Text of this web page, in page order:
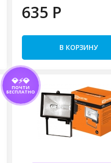
635 P
В КОРЗИНУ
💎⚡💎
ПОЧТИ
БЕСПЛАТНО